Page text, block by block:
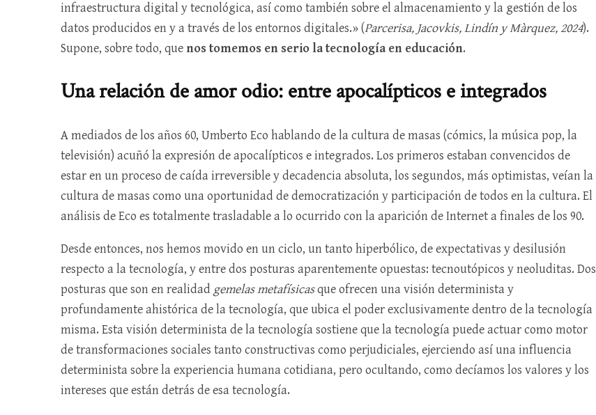
infraestructura digital y tecnológica, así como también sobre el almacenamiento y la gestión de los
datos producidos en y a través de los entornos digitales.» (Parcerisa, Jacovkis, Lindín y Màrquez, 2024).
Supone, sobre todo, que nos tomemos en serio la tecnología en educación.
Una relación de amor odio: entre apocalípticos e integrados
A mediados de los años 60, Umberto Eco hablando de la cultura de masas (cómics, la música pop, la
televisión) acuñó la expresión de apocalípticos e integrados. Los primeros estaban convencidos de
estar en un proceso de caída irreversible y decadencia absoluta, los segundos, más optimistas, veían la
cultura de masas como una oportunidad de democratización y participación de todos en la cultura. El
análisis de Eco es totalmente trasladable a lo ocurrido con la aparición de Internet a finales de los 90.
Desde entonces, nos hemos movido en un ciclo, un tanto hiperbólico, de expectativas y desilusión
respecto a la tecnología, y entre dos posturas aparentemente opuestas: tecnoutópicos y neoluditas. Dos
posturas que son en realidad gemelas metafísicasque ofrecen una visión determinista y
profundamente ahistórica de la tecnología, que ubica el poder exclusivamente dentro de la tecnología
misma. Esta visión determinista de la tecnología sostiene que la tecnología puede actuar como motor
de transformaciones sociales tanto constructivas como perjudiciales, ejerciendo así una influencia
determinista sobre la experiencia humana cotidiana, pero ocultando, como decíamos los valores y los
intereses que están detrás de esa tecnología.